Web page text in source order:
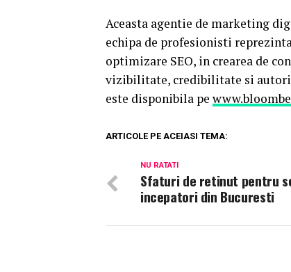
Aceasta agentie de marketing
echipa de profesionisti
optimizare SEO, in crearea de
vizibilitate, credibilitate si
este disponibila pe
ARTICOLE PE ACEIASI TEMA:
NU RATATI
Sfaturi de retinut pentru
incepatori din Bucuresti